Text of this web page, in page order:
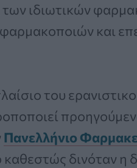
ιδιωτικών
και
του
Πανελλήνιο
δινόταν η